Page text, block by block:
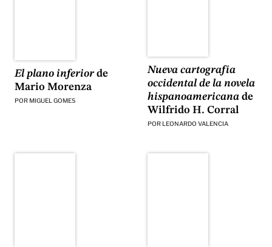
El plano inferiorde
Mario Morenza
POR MIGUEL GOMES
Nueva cartografía
occidental de la novela
hispanoamericanade
Wilfrido H. Corral
POR LEONARDO VALENCIA